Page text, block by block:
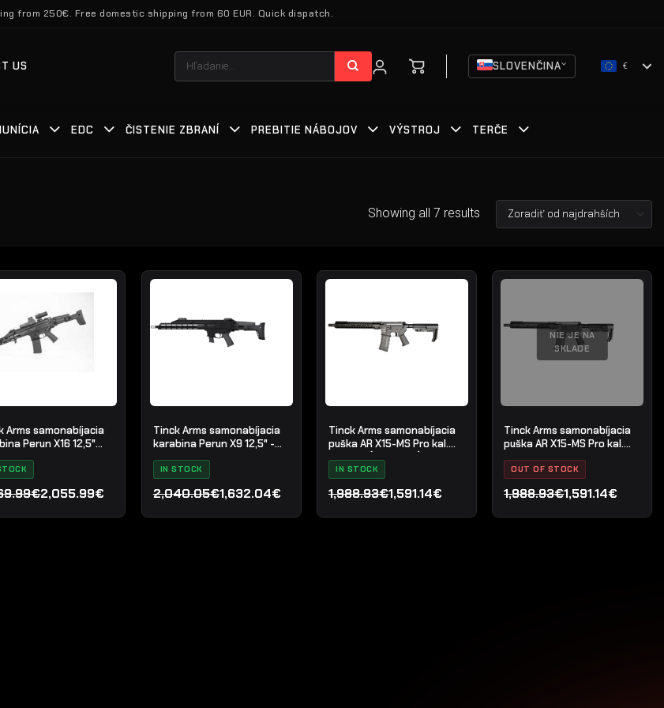
from 250€. Free domestic shipping from 60 EUR. Quick dispatch.
US
Hľadať:
SLOVENČINA €
EDC ČISTENIE ZBRANÍ PREBITIE NÁBOJOV VÝSTROJ TERČE
Showing all 7 results
Arms samonabíjacia
Perun X16 12,5"
2,055.99€
Tinck Arms samonabíjacia
karabina Perun X9 12,5" -
kal. 9x19mm
IN STOCK
2,040.05€
Pôvodná
cena
1,632.04€
Aktuálna
cena
Tinck Arms samonabíjacia
puška AR X15-MS Pro kal.
5.56x45 (.223 Rem) - 12,5"
IN STOCK
1,988.93€
Pôvodná
cena
1,591.14€
Aktuálna
cena
NIE JE NA
SKLADE
Tinck Arms samonabíjacia
puška AR X15-MS Pro kal.
.300 Blackout - 12,5"
OUT OF STOCK
1,988.93€
Pôvodná
cena
1,591.14€
Aktuálna
cena